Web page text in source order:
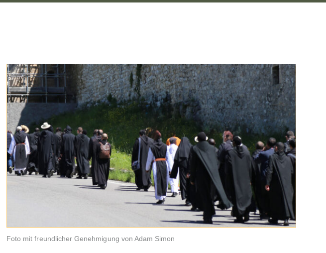
Foto mit freundlicher Genehmigung von Adam Simon